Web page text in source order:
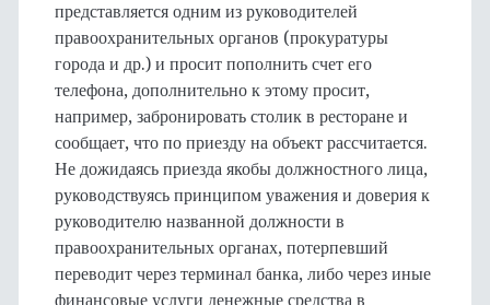
представляется одним из руководителей
правоохранительных органов (прокуратуры
города и др.) и просит пополнить счет его
телефона, дополнительно к этому просит,
например, забронировать столик в ресторане и
сообщает, что по приезду на объект рассчитается.
Не дожидаясь приезда якобы должностного лица,
руководствуясь принципом уважения и доверия к
руководителю названной должности в
правоохранительных органах, потерпевший
переводит через терминал банка, либо через иные
финансовые услуги денежные средства в